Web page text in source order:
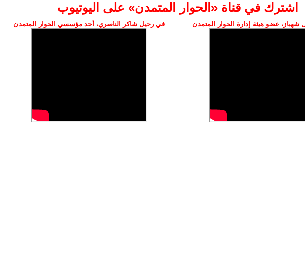
اشترك في قناة ‫«الحوار المتمدن» على اليوتيوب
عضو هيئة إدارة الحوار المتمدن في رحيل شاكر الناصري، أحد مؤسسي الحوار المتمدن